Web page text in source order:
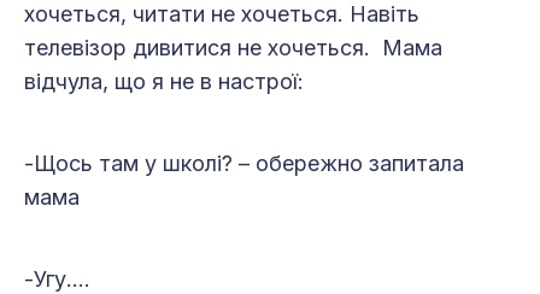
хочеться, читати не хочеться. Навіть
телевізор дивитися не хочеться. Мама
відчула, що я не в настрої:
-Щось там у школі? – обережно запитала
мама
-Угу….